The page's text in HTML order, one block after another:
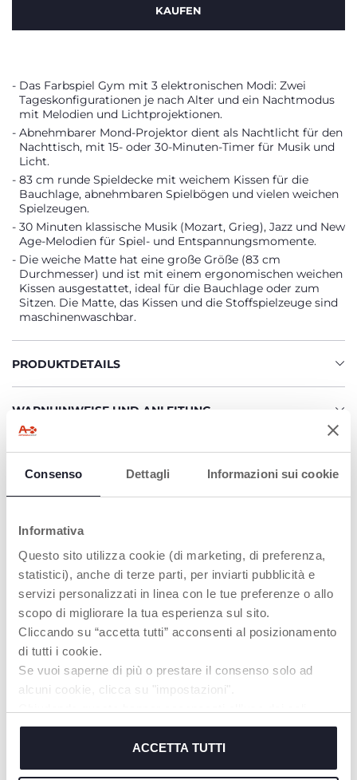
Consenso Dettagli Informazioni sui cookie
Informativa
Questo sito utilizza cookie (di marketing, di preferenza,
statistici), anche di terze parti, per inviarti pubblicità e
servizi personalizzati in linea con le tue preferenze o allo
scopo di migliorare la tua esperienza sul sito.
Cliccando su “accetta tutti” acconsenti al posizionamento
di tutti i cookie.
Se vuoi saperne di più o prestare il consenso solo ad
alcuni cookie, clicca su "impostazioni".
cookie tecnici, indispensabili per fruire del servizio
ACCETTA TUTTI
KAUFEN
Das Farbspiel Gym mit 3 elektronischen Modi: Zwei
Tageskonfigurationen je nach Alter und ein Nachtmodus
mit Melodien und Lichtprojektionen.
Abnehmbarer Mond-Projektor dient als Nachtlicht für den
Nachttisch, mit 15- oder 30-Minuten-Timer für Musik und
Licht.
83 cm runde Spieldecke mit weichem Kissen für die
Bauchlage, abnehmbaren Spielbögen und vielen weichen
Spielzeugen.
30 Minuten klassische Musik (Mozart, Grieg), Jazz und New
Age-Melodien für Spiel- und Entspannungsmomente.
Die weiche Matte hat eine große Größe (83 cm
Durchmesser) und ist mit einem ergonomischen weichen
Kissen ausgestattet, ideal für die Bauchlage oder zum
Sitzen. Die Matte, das Kissen und die Stoffspielzeuge sind
maschinenwaschbar.
PRODUKTDETAILS
WARNHINWEISE UND ANLEITUNG
PRODUKTE, DIE SIE INTERESSIEREN
KÖNNTEN